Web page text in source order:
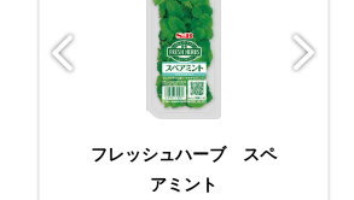
フレッシュハーブ スペ
アミント